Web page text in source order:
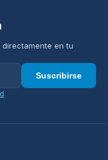
en tu
Suscribirse